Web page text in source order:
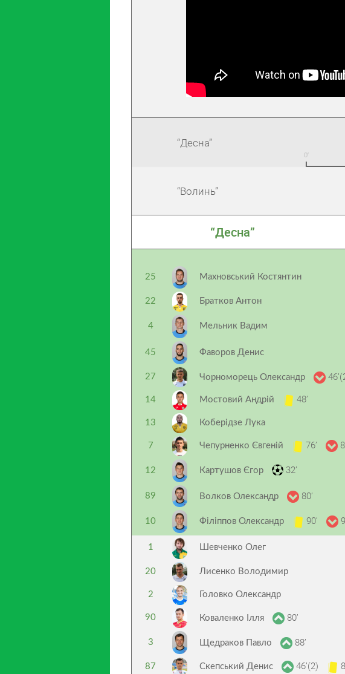
“Десна”
“Волинь”
“Десна”
25 Махновський Костянтин
22 Братков Антон
4 Мельник Вадим
45 Фаворов Денис
27 Чорноморець Олександр
14 Мостовий Андрій 48’
13 Коберідзе Лука
7 Чепурненко Євгеній 76’
12 Картушов Єгор 32’
89 Волков Олександр 80’
10 Філіппов Олександр 90’
1 Шевченко Олег
20 Лисенко Володимир
2 Головко Олександр
90 Коваленко Ілля 80’
3 Щедраков Павло 88’
87 Скепський Денис 46’(2)